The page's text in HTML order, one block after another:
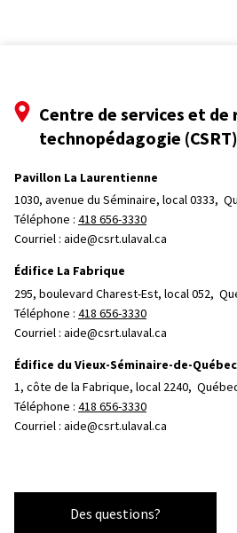
Aucun remboursement.
Centre de services et de
technopédagogie (CSRT)
Pavillon La Laurentienne
1030, avenue du Séminaire, local 0333,
Téléphone : 418 656-3330
Courriel : aide@csrt.ulaval.ca
Édifice La Fabrique
295, boulevard Charest-Est, local 052,
Téléphone : 418 656-3330
Courriel : aide@csrt.ulaval.ca
Édifice du Vieux-Séminaire-de-Québec
1, côte de la Fabrique, local 2240,
Téléphone : 418 656-3330
Courriel : aide@csrt.ulaval.ca
Des questions?